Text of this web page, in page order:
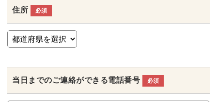
住所 必須
当日までのご連絡ができる電話番号 必須